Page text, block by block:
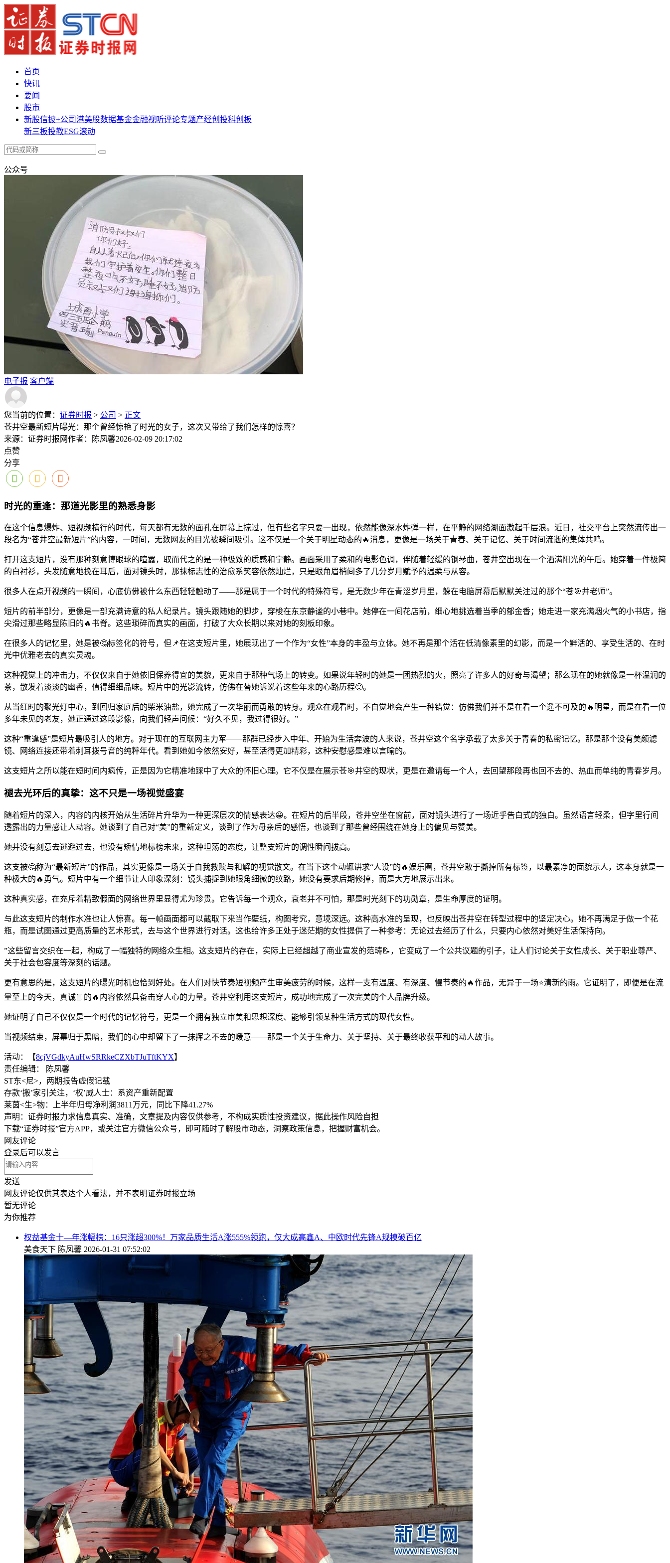
首页
快讯
要闻
股市
新股信披+公司港美股数据基金金融视听评论专题产经创投科创板
新三板投教ESG滚动
公众号
电子报 客户端
您当前的位置： 证券时报 > 公司 > 正文
苍井空最新短片曝光：那个曾经惊艳了时光的女子，这次又带给了我们怎样的惊喜？
来源：证券时报网作者：陈凤馨2026-02-09 20:17:02
点赞
分享
时光的重逢：那道光影里的熟悉身影
在这个信息爆炸、短视频横行的时代，每天都有无数的面孔在屏幕上掠过，但有些名字只要一出现，依然能像深水炸弹一样，在平静的网络湖面激起千层浪。近日，社交平台上突然流传出一
段名为“苍井空最新短片”的内容，一时间，无数网友的目光被瞬间吸引。这不仅是一个关于明星动态的🔥消息，更像是一场关于青春、关于记忆、关于时间流逝的集体共鸣。
打开这支短片，没有那种刻意博眼球的喧嚣，取而代之的是一种极致的质感和宁静。画面采用了柔和的电影色调，伴随着轻缓的钢琴曲，苍井空出现在一个洒满阳光的午后。她穿着一件极简
的白衬衫，头发随意地挽在耳后，面对镜头时，那抹标志性的治愈系笑容依然灿烂，只是眼角眉梢间多了几分岁月赋予的温柔与从容。
很多人在点开视频的一瞬间，心底仿佛被什么东西轻轻触动了——那是属于一个时代的特殊符号，是无数少年在青涩岁月里，躲在电脑屏幕后默默关注过的那个“苍🎯井老师”。
短片的前半部分，更像是一部充满诗意的私人纪录片。镜头跟随她的脚步，穿梭在东京静谧的小巷中。她停在一间花店前，细心地挑选着当季的郁金香；她走进一家充满烟火气的小书店，指
尖滑过那些略显陈旧的🔥书脊。这些琐碎而真实的画面，打破了大众长期以来对她的刻板印象。
在很多人的记忆里，她是被🤔标签化的符号，但📌在这支短片里，她展现出了一个作为“女性”本身的丰盈与立体。她不再是那个活在低清像素里的幻影，而是一个鲜活的、享受生活的、在时
光中优雅老去的真实灵魂。
这种视觉上的冲击力，不仅仅来自于她依旧保养得宜的美貌，更来自于那种气场上的转变。如果说年轻时的她是一团热烈的火，照亮了许多人的好奇与渴望；那么现在的她就像是一杯温润的
茶，散发着淡淡的幽香，值得细细品味。短片中的光影流转，仿佛在替她诉说着这些年来的心路历程🙂。
从当红时的聚光灯中心，到回归家庭后的柴米油盐，她完成了一次华丽而勇敢的转身。观众在观看时，不自觉地会产生一种错觉：仿佛我们并不是在看一个遥不可及的🔥明星，而是在看一位
多年未见的老友，她正通过这段影像，向我们轻声问候：“好久不见，我过得很好。”
这种“重逢感”是短片最吸引人的地方。对于现在的互联网主力军——那群已经步入中年、开始为生活奔波的人来说，苍井空这个名字承载了太多关于青春的私密记忆。那是那个没有美颜滤
镜、网络连接还带着刺耳拨号音的纯粹年代。看到她如今依然安好，甚至活得更加精彩，这种安慰感是难以言喻的。
这支短片之所以能在短时间内疯传，正是因为它精准地踩中了大众的怀旧心理。它不仅是在展示苍🎯井空的现状，更是在邀请每一个人，去回望那段再也回不去的、热血而单纯的青春岁月。
褪去光环后的真挚：这不只是一场视觉盛宴
随着短片的深入，内容的内核开始从生活碎片升华为一种更深层次的情感表达😀。在短片的后半段，苍井空坐在窗前，面对镜头进行了一场近乎告白式的独白。虽然语言轻柔，但字里行间
透露出的力量感让人动容。她谈到了自己对“美”的重新定义，谈到了作为母亲后的感悟，也谈到了那些曾经围绕在她身上的偏见与赞美。
她并没有刻意去逃避过去，也没有矫情地标榜未来，这种坦荡的态度，让整支短片的调性瞬间拔高。
这支被🤔称为“最新短片”的作品，其实更像是一场关于自我救赎与和解的视觉散文。在当下这个动辄讲求“人设”的🔥娱乐圈，苍井空敢于撕掉所有标签，以最素净的面貌示人，这本身就是一
种极大的🔥勇气。短片中有一个细节让人印象深刻：镜头捕捉到她眼角细微的纹路，她没有要求后期修掉，而是大方地展示出来。
这种真实感，在充斥着精致假面的网络世界里显得尤为珍贵。它告诉每一个观众，衰老并不可怕，那是时光刻下的功勋章，是生命厚度的证明。
与此这支短片的制作水准也让人惊喜。每一帧画面都可以截取下来当作壁纸，构图考究，意境深远。这种高水准的呈现，也反映出苍井空在转型过程中的坚定决心。她不再满足于做一个花
瓶，而是试图通过更高质量的艺术形式，去与这个世界进行对话。这也给许多正处于迷茫期的女性提供了一种参考：无论过去经历了什么，只要内心依然对美好生活保持向。
”这些留言交织在一起，构成了一幅独特的网络众生相。这支短片的存在，实际上已经超越了商业宣发的范畴📝，它变成了一个公共议题的引子，让人们讨论关于女性成长、关于职业尊严、
关于社会包容度等深刻的话题。
更有意思的是，这支短片的曝光时机也恰到好处。在人们对快节奏短视频产生审美疲劳的时候，这样一支有温度、有深度、慢节奏的🔥作品，无异于一场⭐清新的雨。它证明了，即便是在流
量至上的今天，真诚📘的🔥内容依然具备击穿人心的力量。苍井空利用这支短片，成功地完成了一次完美的个人品牌升级。
她证明了自己不仅仅是一个时代的记忆符号，更是一个拥有独立审美和思想深度、能够引领某种生活方式的现代女性。
当视频结束，屏幕归于黑暗，我们的心中却留下了一抹挥之不去的暖意——那是一个关于生命力、关于坚持、关于最终收获平和的动人故事。
活动：【8cjVGdkyAuHwSRRkeCZXbTJuTftKYX】
责任编辑： 陈凤馨
ST东<尼>，两期报告虚假记载
存款‘搬’家引关注，‘权’威人士：系资产重新配置
莱茵<生>物：上半年归母净利润3811万元，同比下降41.27%
声明：证券时报力求信息真实、准确，文章提及内容仅供参考，不构成实质性投资建议，据此操作风险自担
下载“证券时报”官方APP，或关注官方微信公众号，即可随时了解股市动态，洞察政策信息，把握财富机会。
网友评论
登录后可以发言
发送
网友评论仅供其表达个人看法，并不表明证券时报立场
暂无评论
为你推荐
权益基金十—年涨幅榜：16只涨超300%！万家品质生活A涨555%领跑，仅大成高鑫A、中欧时代先锋A规模破百亿
美食天下 陈凤馨 2026-01-31 07:52:02